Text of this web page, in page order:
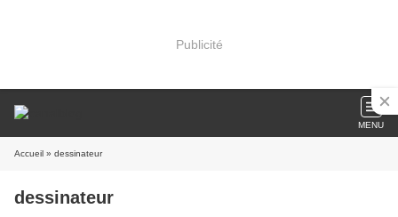
Publicité
MENU
Accueil » dessinateur
dessinateur